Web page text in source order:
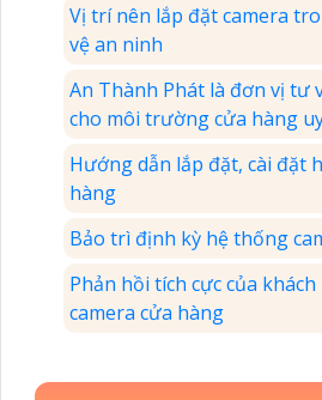
Vị trí nên lắp đặt camera
vệ an ninh
An Thành Phát là đơn vị tư
cho môi trường cửa hàng
Hướng dẫn lắp đặt, cài đặt
hàng
Bảo trì định kỳ hệ thống
Phản hồi tích cực của
camera cửa hàng